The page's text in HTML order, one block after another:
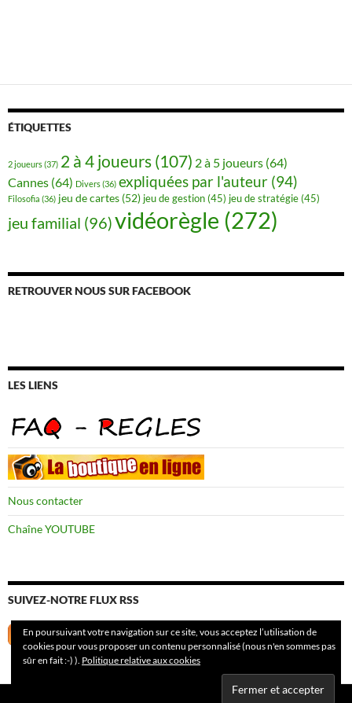
ÉTIQUETTES
2 joueurs(37) 2 à 4 joueurs (107) 2 à 5 joueurs (64)
Cannes (64) Divers(36) expliquées par l'auteur (94)
Filosofia (36) jeu de cartes (52) jeu de gestion (45) jeu de stratégie (45)
jeu familial (96)vidéorègle (272)
RETROUVER NOUS SUR FACEBOOK
LES LIENS
Nous contacter
Chaîne YOUTUBE
SUIVEZ-NOTRE FLUX RSS
En poursuivant votre navigation sur ce site, vous acceptez l’utilisation de
cookies pour vous proposer un contenu personnalisé (nous n'en sommes pas
sûr en fait :-) ). Politique relative aux cookies